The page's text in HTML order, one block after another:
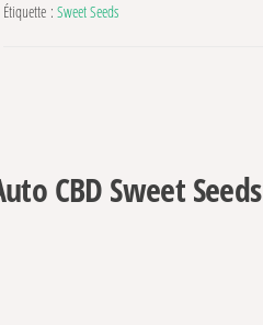
Étiquette : Sweet Seeds
CBD Sweet Seeds